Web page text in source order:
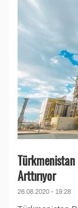
Arttırıyor
26.08.2020 - 19:28